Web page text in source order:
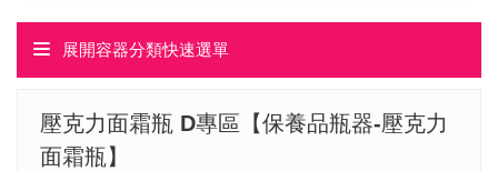
展開容器分類快速選單
壓克力面霜瓶 D專區【保養品瓶器-壓克力
面霜瓶】